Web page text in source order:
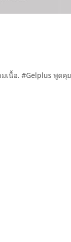
เนื้อ. #Gelplus พูดคุย